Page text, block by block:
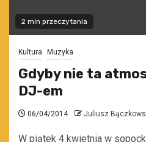
2 min przeczytania
Kultura Muzyka
Gdyby nie ta
DJ-em
06/04/2014 Juliusz
W piątek 4 kwietnia w